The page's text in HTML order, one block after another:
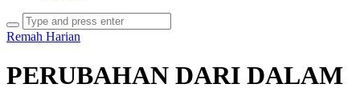
Remah Harian
PERUBAHAN DARI DALAM